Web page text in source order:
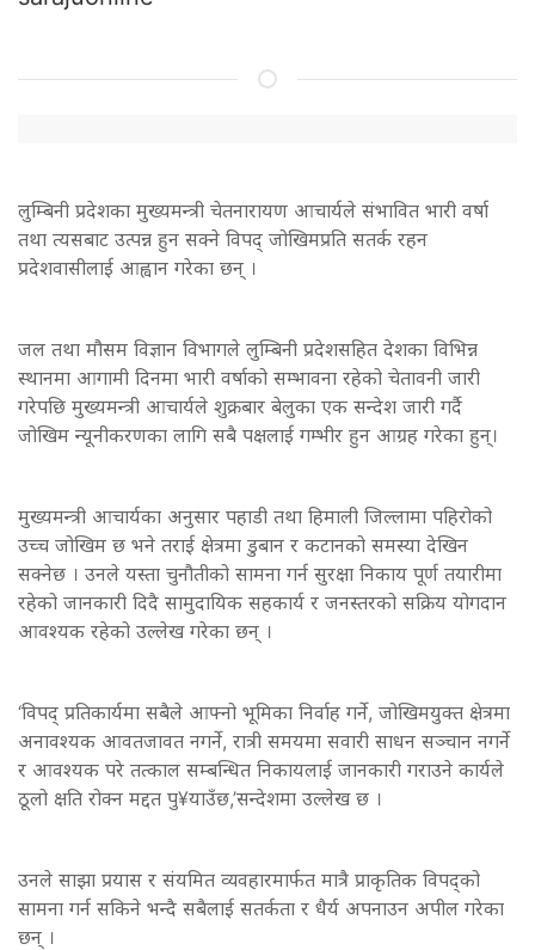
लुम्बिनी प्रदेशका मुख्यमन्त्री चेतनारायण आचार्यले संभावित भारी वर्षा
तथा त्यसबाट उत्पन्न हुन सक्ने विपद् जोखिमप्रति सतर्क रहन
प्रदेशवासीलाई आह्वान गरेका छन् ।
जल तथा मौसम विज्ञान विभागले लुम्बिनी प्रदेशसहित देशका विभिन्न
स्थानमा आगामी दिनमा भारी वर्षाको सम्भावना रहेको चेतावनी जारी
गरेपछि मुख्यमन्त्री आचार्यले शुक्रबार बेलुका एक सन्देश जारी गर्दै
जोखिम न्यूनीकरणका लागि सबै पक्षलाई गम्भीर हुन आग्रह गरेका हुन्।
मुख्यमन्त्री आचार्यका अनुसार पहाडी तथा हिमाली जिल्लामा पहिरोको
उच्च जोखिम छ भने तराई क्षेत्रमा डुबान र कटानको समस्या देखिन
सक्नेछ । उनले यस्ता चुनौतीको सामना गर्न सुरक्षा निकाय पूर्ण तयारीमा
रहेको जानकारी दिदै सामुदायिक सहकार्य र जनस्तरको सक्रिय योगदान
आवश्यक रहेको उल्लेख गरेका छन् ।
‘विपद् प्रतिकार्यमा सबैले आफ्नो भूमिका निर्वाह गर्ने, जोखिमयुक्त क्षेत्रमा
अनावश्यक आवतजावत नगर्ने, रात्री समयमा सवारी साधन सञ्चान नगर्ने
र आवश्यक परे तत्काल सम्बन्धित निकायलाई जानकारी गराउने कार्यले
ठूलो क्षति रोक्न मद्दत पु¥याउँछ,’सन्देशमा उल्लेख छ ।
उनले साझा प्रयास र संयमित व्यवहारमार्फत मात्रै प्राकृतिक विपद्को
सामना गर्न सकिने भन्दै सबैलाई सतर्कता र धैर्य अपनाउन अपील गरेका
छन् ।